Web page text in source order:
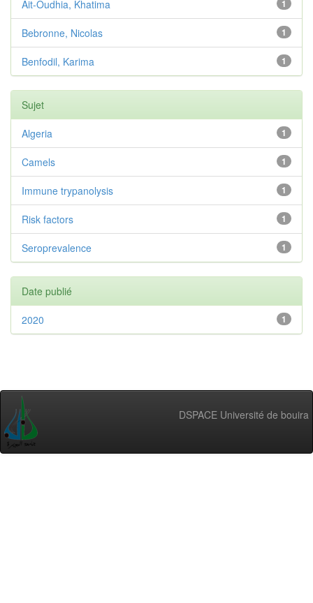
1
Ait-Oudhia, Khatima
1
Bebronne, Nicolas
1
Benfodil, Karima
Sujet
1
Algeria
1
Camels
1
Immune trypanolysis
1
Risk factors
1
Seroprevalence
Date publié
1
2020
DSPACE Université de bouira